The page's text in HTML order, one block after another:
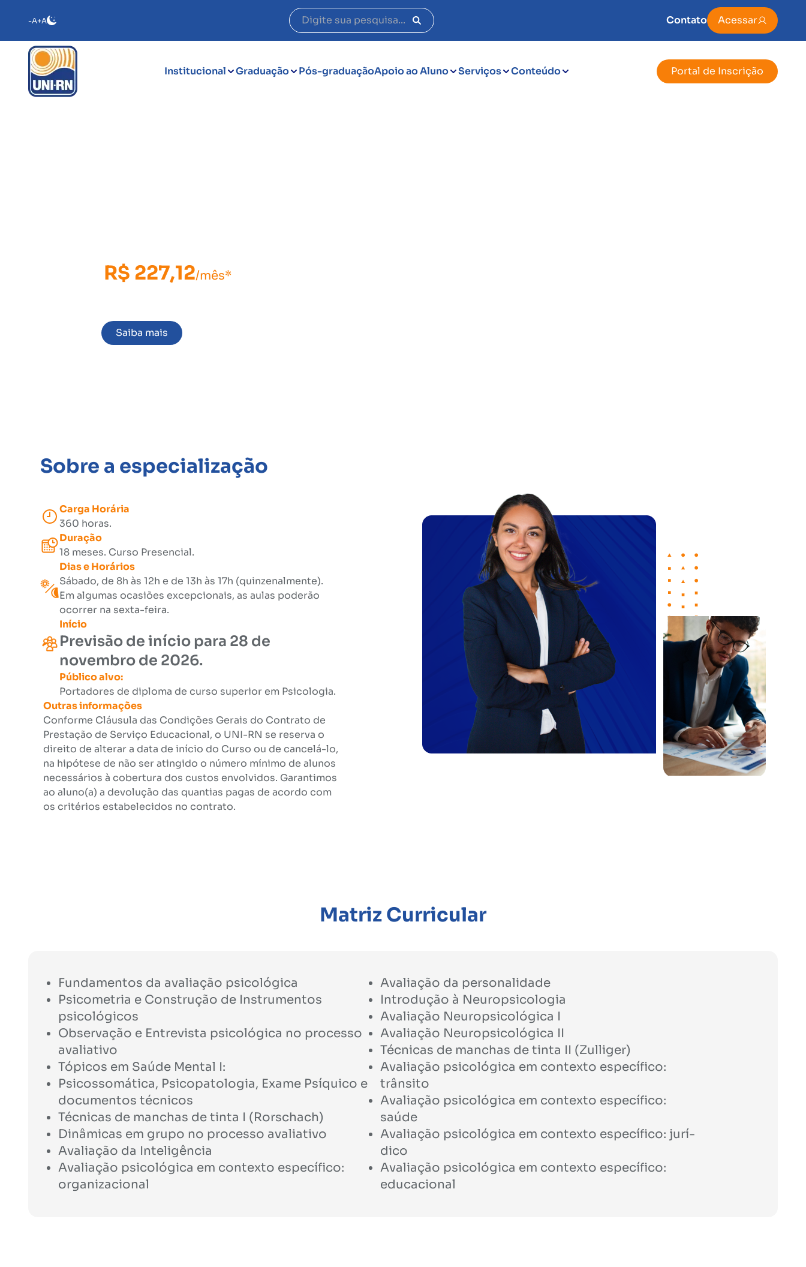
-A+A Contato Acessar
Institucional Graduação Pós-graduaçãoApoio ao Aluno Serviços Conteúdo Portal de Inscrição
R$ 227,12/mês*
Saiba mais
Sobre a especialização
Carga Horária
360 horas.
Duração
18 meses. Curso Presencial.
Dias e Horários
Sábado, de 8h às 12h e de 13h às 17h (quinzenalmente).
Em algumas ocasiões excepcionais, as aulas poderão
ocorrer na sexta-feira.
Início
Previsão de início para 28 de
novembro de 2026.
Público alvo:
Portadores de diploma de curso superior em Psicologia.
Outras informações
Conforme Cláusula das Condições Gerais do Contrato de
Prestação de Serviço Educacional, o UNI-RN se reserva o
direito de alterar a data de início do Curso ou de cancelá-lo,
na hipótese de não ser atingido o número mínimo de alunos
necessários à cobertura dos custos envolvidos. Garantimos
ao aluno(a) a devolução das quantias pagas de acordo com
os critérios estabelecidos no contrato.
Matriz Curricular
Fundamentos da avaliação psicológica
Psicometria e Construção de Instrumentos
psicológicos
Observação e Entrevista psicológica no processo
avaliativo
Tópicos em Saúde Mental I:
Psicossomática, Psicopatologia, Exame Psí­quico e
documentos técnicos
Técnicas de manchas de tinta I (Rorschach)
Dinâmicas em grupo no processo avaliativo
Avaliação da Inteligência
Avaliação psicológica em contexto especí­fico:
organizacional
Avaliação da personalidade
Introdução à Neuropsicologia
Avaliação Neuropsicológica I
Avaliação Neuropsicológica II
Técnicas de manchas de tinta II (Zulliger)
Avaliação psicológica em contexto especí­fico:
trânsito
Avaliação psicológica em contexto especí­fico:
saúde
Avaliação psicológica em contexto especí­fico: jurí­
dico
Avaliação psicológica em contexto especí­fico:
educacional